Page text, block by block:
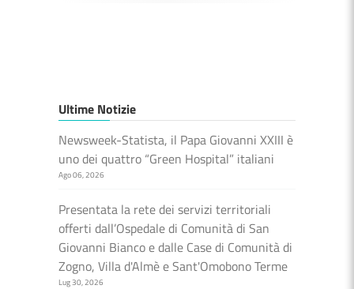
Ultime Notizie
Newsweek-Statista, il Papa Giovanni XXIII è
uno dei quattro “Green Hospital” italiani
Ago 06, 2026
Presentata la rete dei servizi territoriali
offerti dall’Ospedale di Comunità di San
Giovanni Bianco e dalle Case di Comunità di
Zogno, Villa d'Almè e Sant'Omobono Terme
Lug 30, 2026